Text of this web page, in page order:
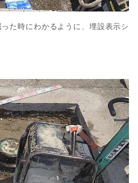
た時にわかるように、埋設表示シ